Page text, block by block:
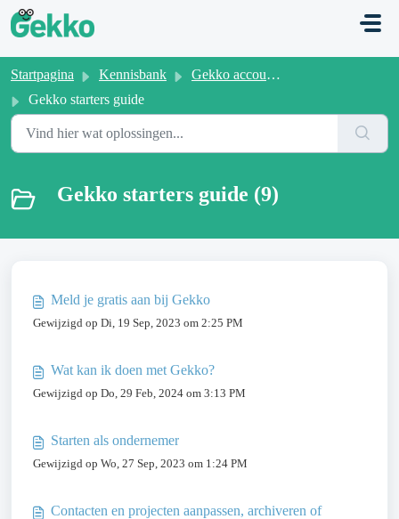
Doorgaan naar hoofdinhoud
Startpagina Kennisbank
Gekko account beheer
Gekko starters guide
Gekko starters guide (9)
Meld je gratis aan bij Gekko
Gewijzigd op Di, 19 Sep, 2023 om 2:25 PM
Wat kan ik doen met Gekko?
Gewijzigd op Do, 29 Feb, 2024 om 3:13 PM
Starten als ondernemer
Gewijzigd op Wo, 27 Sep, 2023 om 1:24 PM
Contacten en projecten aanpassen, archiveren of